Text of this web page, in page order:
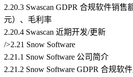
2.20.3 Swascan GDPR 合规软件销
元）、毛利率
2.20.4 Swascan 近期开发/更新
/>2.21 Snow Software
2.21.1 Snow Software 公司简介
2.21.2 Snow Software GDPR 合规软